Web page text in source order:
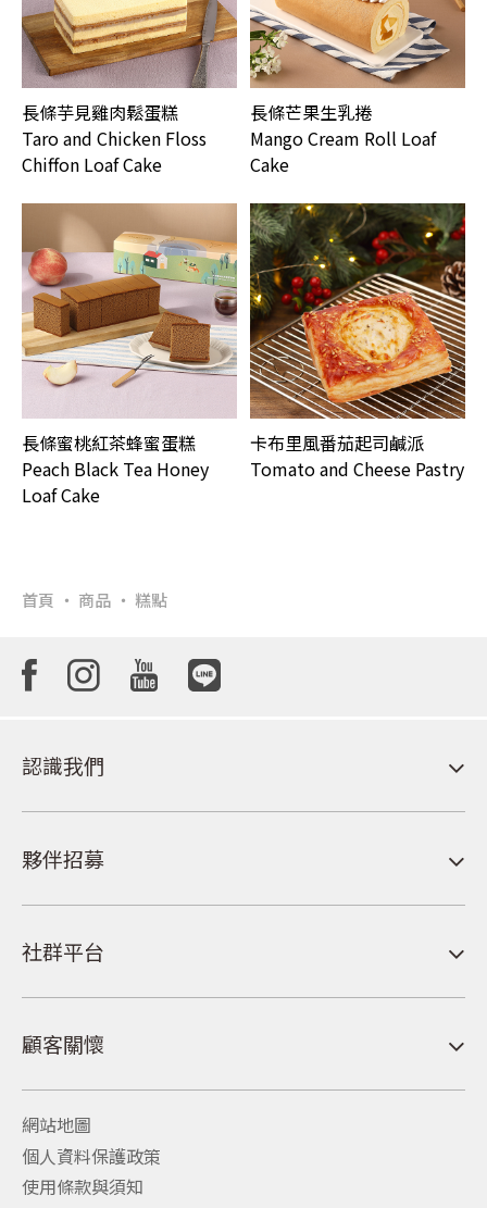
長條芋見雞肉鬆蛋糕
Taro and Chicken Floss
Chiffon Loaf Cake
長條芒果生乳捲
Mango Cream Roll Loaf
Cake
長條蜜桃紅茶蜂蜜蛋糕
Peach Black Tea Honey
Loaf Cake
卡布里風番茄起司鹹派
Tomato and Cheese Pastry
首頁 商品 糕點
認識我們
夥伴招募
社群平台
顧客關懷
網站地圖
個人資料保護政策
使用條款與須知